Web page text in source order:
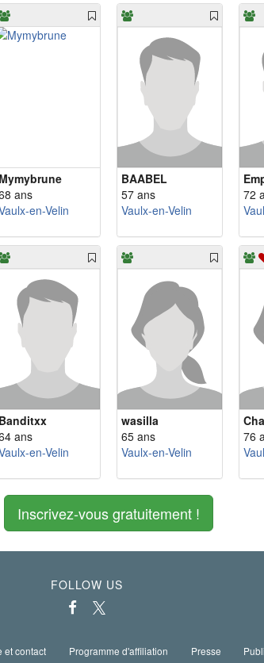
Mymybrune
ans
en-Velin
BAABEL
57 ans
Vaulx-en-Velin
72
Banditxx
ans
en-Velin
wasilla
65 ans
Vaulx-en-Velin
76
Inscrivez-vous gratuitement !
FOLLOW US
et contact Programme d'affiliation Presse